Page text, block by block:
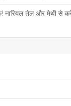
नारियल तेल और मेथी से